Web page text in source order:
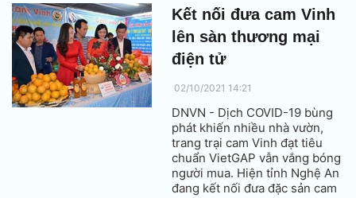
Kinh tế số, doanh nghiệp làm
TMĐTXBG cần thời gian và sự
quyết tâm.
Kết nối đưa cam Vinh
lên sàn thương mại
điện tử
02/10/2021 14:21
DNVN - Dịch COVID-19 bùng
phát khiến nhiều nhà vườn,
trang trại cam Vinh đạt tiêu
chuẩn VietGAP vẫn vắng bóng
người mua. Hiện tỉnh Nghệ An
đang kết nối đưa đặc sản cam